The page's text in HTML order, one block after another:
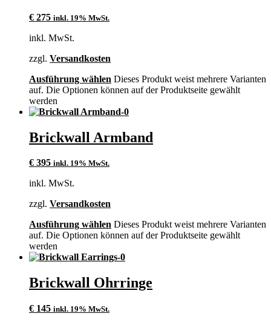
€ 275 inkl. 19% MwSt.
inkl. MwSt.
zzgl. Versandkosten
Ausführung wählen Dieses Produkt weist mehrere Varianten
auf. Die Optionen können auf der Produktseite gewählt
werden
Brickwall Armband
€ 395 inkl. 19% MwSt.
inkl. MwSt.
zzgl. Versandkosten
Ausführung wählen Dieses Produkt weist mehrere Varianten
auf. Die Optionen können auf der Produktseite gewählt
werden
Brickwall Ohrringe
€ 145 inkl. 19% MwSt.